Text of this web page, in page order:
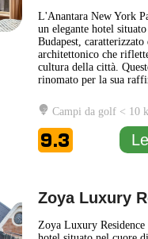
L'Anantara New York
un elegante hotel
Budapest, caratterizzato
architettonico che
cultura della città.
rinomato per la sua
comfort moderni,
accogliente e distintiva.
possono godere di stanze
arredate con gusto e
più
Campi da golf < 10
9.3
Zoya Luxury
Zoya Luxury Residence